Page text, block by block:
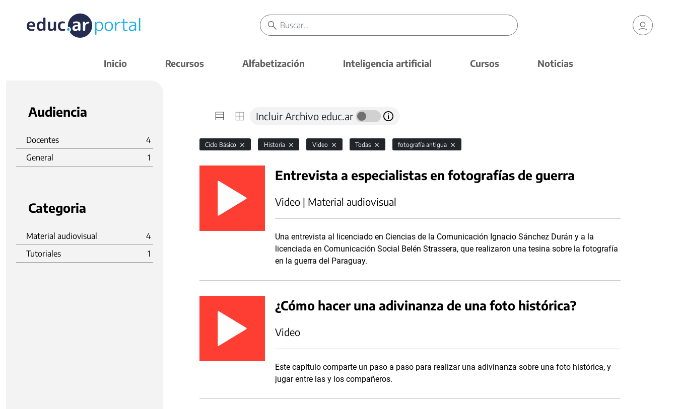
Inicio Recursos Alfabetización Inteligencia artificial Cursos Noticias
Audiencia
Docentes
4
General
1
Categoria
Material audiovisual
4
Tutoriales
1
Incluir Archivo educ.ar
Ciclo Básico Historia Video Todas fotografía antigua
Entrevista a especialistas en fotografías de guerra
Video | Material audiovisual
Una entrevista al licenciado en Ciencias de la Comunicación Ignacio Sánchez Durán y a la
licenciada en Comunicación Social Belén Strassera, que realizaron una tesina sobre la fotografía
en la guerra del Paraguay.
¿Cómo hacer una adivinanza de una foto histórica?
Video
Este capítulo comparte un paso a paso para realizar una adivinanza sobre una foto histórica, y
jugar entre las y los compañeros.